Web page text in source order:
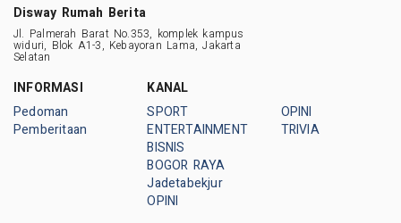
Disway Rumah Berita
Jl. Palmerah Barat No.353, komplek kampus
widuri, Blok A1-3, Kebayoran Lama, Jakarta
Selatan
INFORMASI
Pedoman
Pemberitaan
KANAL
SPORT
ENTERTAINMENT
BISNIS
BOGOR RAYA
Jadetabekjur
OPINI
OPINI
TRIVIA